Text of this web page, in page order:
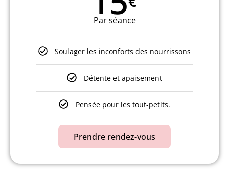
Par séance
Soulager les inconforts des nourrissons
Détente et apaisement
Pensée pour les tout-petits.
Prendre rendez-vous